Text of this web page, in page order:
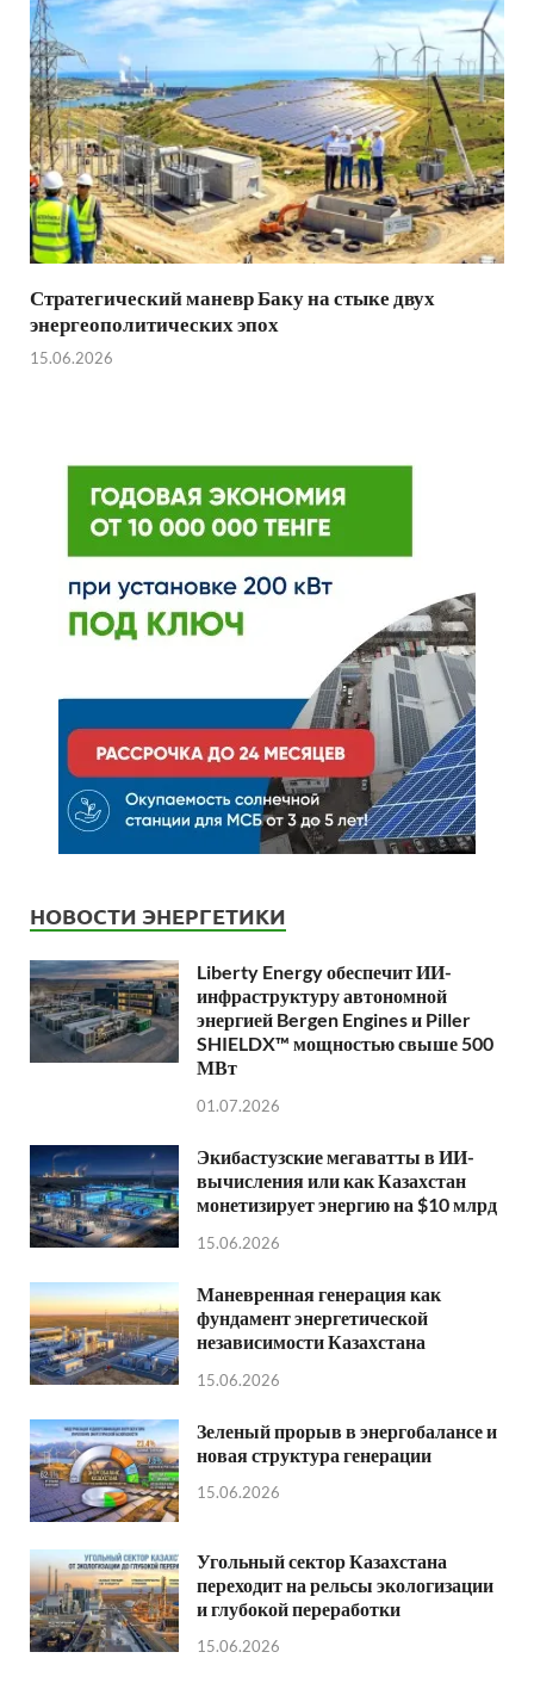
Стратегический маневр Баку на стыке двух
энергеополитических эпох
15.06.2026
НОВОСТИ ЭНЕРГЕТИКИ
Liberty Energy обеспечит ИИ-
инфраструктуру автономной
энергией Bergen Engines и Piller
SHIELDX™ мощностью свыше 500
МВт
01.07.2026
Экибастузские мегаватты в ИИ-
вычисления или как Казахстан
монетизирует энергию на $10 млрд
15.06.2026
Маневренная генерация как
фундамент энергетической
независимости Казахстана
15.06.2026
Зеленый прорыв в энергобалансе и
новая структура генерации
15.06.2026
Угольный сектор Казахстана
переходит на рельсы экологизации
и глубокой переработки
15.06.2026